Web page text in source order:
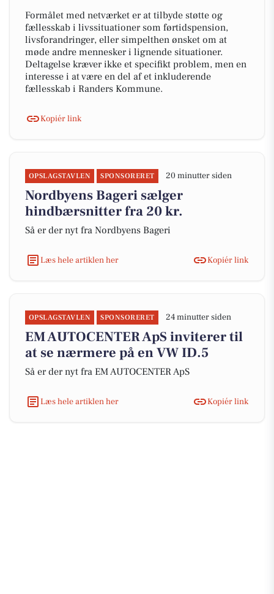
Formålet med netværket er at tilbyde støtte og
fællesskab i livssituationer som førtidspension,
livsforandringer, eller simpelthen ønsket om at
møde andre mennesker i lignende situationer.
Deltagelse kræver ikke et specifikt problem, men en
interesse i at være en del af et inkluderende
fællesskab i Randers Kommune.
Kopiér link
OPSLAGSTAVLEN SPONSORERET 20 minutter siden
Nordbyens Bageri sælger
hindbærsnitter fra 20 kr.
Så er der nyt fra Nordbyens Bageri
Læs hele artiklen her Kopiér link
OPSLAGSTAVLEN SPONSORERET 24 minutter siden
EM AUTOCENTER ApS inviterer til
at se nærmere på en VW ID.5
Så er der nyt fra EM AUTOCENTER ApS
Læs hele artiklen her Kopiér link